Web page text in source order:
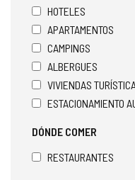
HOTELES
APARTAMENTOS
CAMPINGS
ALBERGUES
VIVIENDAS
ESTACIONAMIENTO
DÓNDE COMER
RESTAURANTES